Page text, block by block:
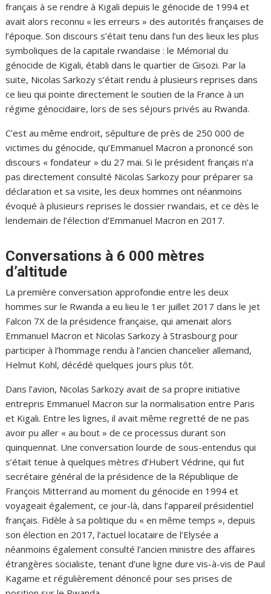
français à se rendre à Kigali depuis le génocide de 1994 et
avait alors reconnu « les erreurs » des autorités françaises de
l’époque. Son discours s’était tenu dans l’un des lieux les plus
symboliques de la capitale rwandaise : le Mémorial du
génocide de Kigali, établi dans le quartier de Gisozi. Par la
suite, Nicolas Sarkozy s’était rendu à plusieurs reprises dans
ce lieu qui pointe directement le soutien de la France à un
régime génocidaire, lors de ses séjours privés au Rwanda.
C’est au même endroit, sépulture de près de 250 000 de
victimes du génocide, qu’Emmanuel Macron a prononcé son
discours « fondateur » du 27 mai. Si le président français n’a
pas directement consulté Nicolas Sarkozy pour préparer sa
déclaration et sa visite, les deux hommes ont néanmoins
évoqué à plusieurs reprises le dossier rwandais, et ce dès le
lendemain de l’élection d’Emmanuel Macron en 2017.
Conversations à 6 000 mètres
d’altitude
La première conversation approfondie entre les deux
hommes sur le Rwanda a eu lieu le 1er juillet 2017 dans le jet
Falcon 7X de la présidence française, qui amenait alors
Emmanuel Macron et Nicolas Sarkozy à Strasbourg pour
participer à l’hommage rendu à l’ancien chancelier allemand,
Helmut Kohl, décédé quelques jours plus tôt.
Dans l’avion, Nicolas Sarkozy avait de sa propre initiative
entrepris Emmanuel Macron sur la normalisation entre Paris
et Kigali. Entre les lignes, il avait même regretté de ne pas
avoir pu aller « au bout » de ce processus durant son
quinquennat. Une conversation lourde de sous-entendus qui
s’était tenue à quelques mètres d’Hubert Védrine, qui fut
secrétaire général de la présidence de la République de
François Mitterrand au moment du génocide en 1994 et
voyageait également, ce jour-là, dans l’appareil présidentiel
français. Fidèle à sa politique du « en même temps », depuis
son élection en 2017, l’actuel locataire de l’Elysée a
néanmoins également consulté l’ancien ministre des affaires
étrangères socialiste, tenant d’une ligne dure vis-à-vis de Paul
Kagame et régulièrement dénoncé pour ses prises de